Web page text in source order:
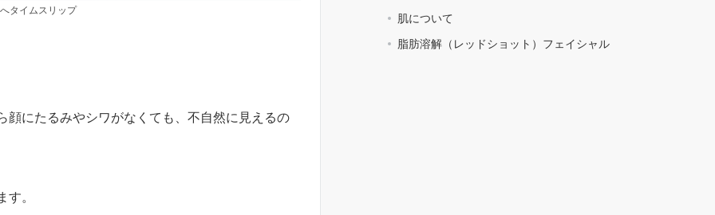
タイムスリップ
にたるみやシワがなくても、不自然に見えるの
。
肌について
脂肪溶解（レッドショット）フェイシャル